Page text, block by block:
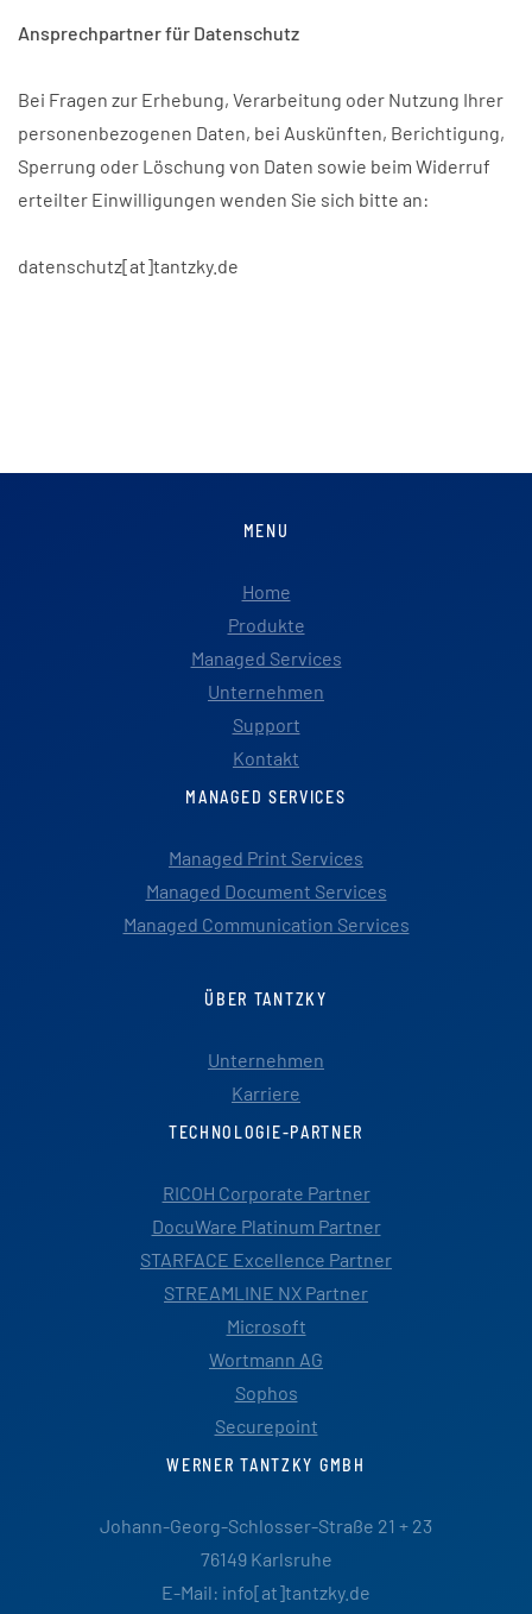
Ansprechpartner für Datenschutz
Bei Fragen zur Erhebung, Verarbeitung oder Nutzung Ihrer
personenbezogenen Daten, bei Auskünften, Berichtigung,
Sperrung oder Löschung von Daten sowie beim Widerruf
erteilter Einwilligungen wenden Sie sich bitte an:
datenschutz[at]tantzky.de
MENU
Home
Produkte
Managed Services
Unternehmen
Support
Kontakt
MANAGED SERVICES
Managed Print Services
Managed Document Services
Managed Communication Services
ÜBER TANTZKY
Unternehmen
Karriere
TECHNOLOGIE-PARTNER
RICOH Corporate Partner
DocuWare Platinum Partner
STARFACE Excellence Partner
STREAMLINE NX Partner
Microsoft
Wortmann AG
Sophos
Securepoint
WERNER TANTZKY GMBH
Johann-Georg-Schlosser-Straße 21 + 23
76149 Karlsruhe
E-Mail: info[at]tantzky.de